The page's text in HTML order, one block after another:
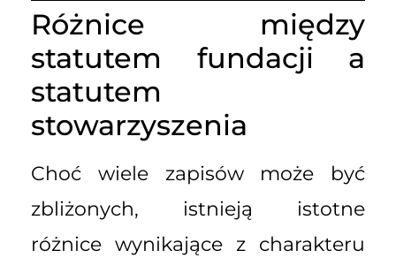
Różnice między
statutem fundacji a
statutem
stowarzyszenia
Choć wiele zapisów może być
zbliżonych, istnieją istotne
różnice wynikające z charakteru